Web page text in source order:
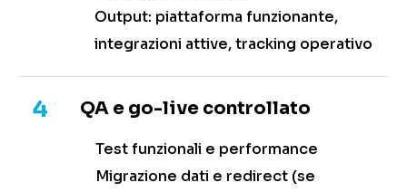
Output: piattaforma funzionante,
integrazioni attive, tracking operativo
4 QA e go-live controllato
Test funzionali e performance
Migrazione dati e redirect (se